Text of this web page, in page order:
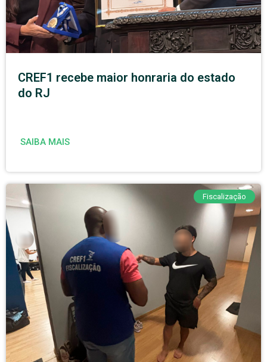
CREF1 recebe maior honraria do estado
do RJ
SAIBA MAIS
Fiscalização